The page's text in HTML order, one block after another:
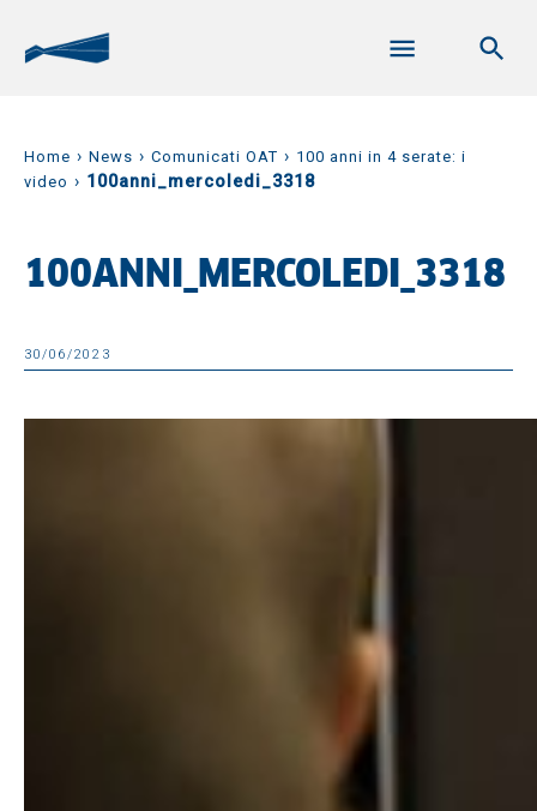
Home › News › Comunicati OAT › 100 anni in 4 serate: i
video › 100anni_mercoledi_3318
100ANNI_MERCOLEDI_3318
30/06/2023